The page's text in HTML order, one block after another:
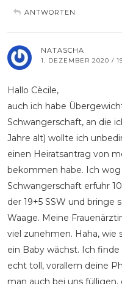
ANTWORTEN
NATASCHA
1. DEZEMBER 2020 /
Hallo Cècile,
auch ich habe
Schwangerschaft, an die
Jahre alt) wollte ich
einen Heiratsantrag von
bekommen habe. Ich
Schwangerschaft erfuhr
der 19+5 SSW und bringe
Waage. Meine
viel zunehmen. Haha, wie
ein Baby wächst. Ich
echt toll, vorallem deine
man auch bei uns